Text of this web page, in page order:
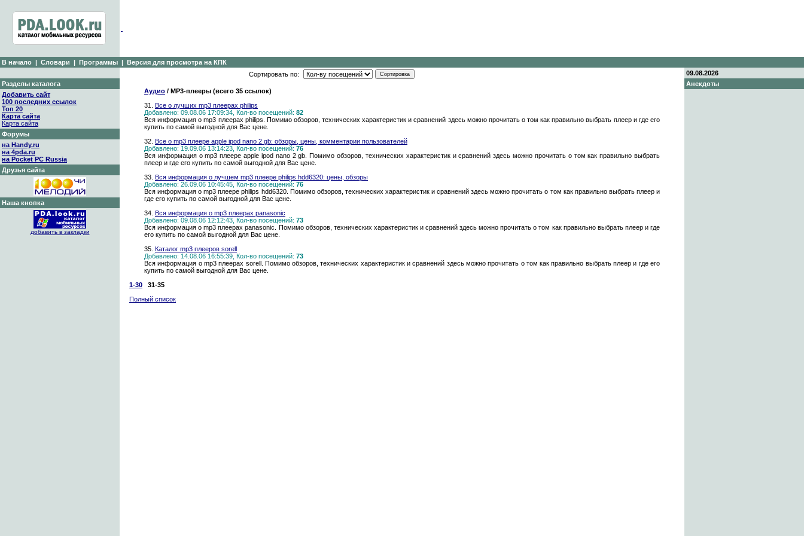
В начало | Словари | Программы | Версия для просмотра на КПК
Разделы каталога
Добавить сайт
100 последних ссылок
Топ 20
Карта сайта
Карта сайта
Форумы
на Handy.ru
на 4pda.ru
на Pocket PC Russia
Друзья сайта
Наша кнопка
добавить в закладки
Сортировать по:
Аудио / MP3-плееры (всего 35 ссылок)
31. Все о лучших mp3 плеерах philips
Добавлено: 09.08.06 17:09:34, Кол-во посещений: 82
Вся информация о mp3 плеерах philips. Помимо обзоров, технических характеристик и сравнений здесь можно прочитать о том как правильно выбрать плеер и где его
купить по самой выгодной для Вас цене.
32. Все о mp3 плеере apple ipod nano 2 gb: обзоры, цены, комментарии пользователей
Добавлено: 19.09.06 13:14:23, Кол-во посещений: 76
Вся информация о mp3 плеере apple ipod nano 2 gb. Помимо обзоров, технических характеристик и сравнений здесь можно прочитать о том как правильно выбрать
плеер и где его купить по самой выгодной для Вас цене.
33. Вся информация о лучшем mp3 плеере philips hdd6320: цены, обзоры
Добавлено: 26.09.06 10:45:45, Кол-во посещений: 76
Вся информация о mp3 плеере philips hdd6320. Помимо обзоров, технических характеристик и сравнений здесь можно прочитать о том как правильно выбрать плеер и
где его купить по самой выгодной для Вас цене.
34. Вся информация о mp3 плеерах panasonic
Добавлено: 09.08.06 12:12:43, Кол-во посещений: 73
Вся информация о mp3 плеерах panasonic. Помимо обзоров, технических характеристик и сравнений здесь можно прочитать о том как правильно выбрать плеер и где
его купить по самой выгодной для Вас цене.
35. Каталог mp3 плееров sorell
Добавлено: 14.08.06 16:55:39, Кол-во посещений: 73
Вся информация о mp3 плеерах sorell. Помимо обзоров, технических характеристик и сравнений здесь можно прочитать о том как правильно выбрать плеер и где его
купить по самой выгодной для Вас цене.
1-30
31-35
Полный список
09.08.2026
Анекдоты